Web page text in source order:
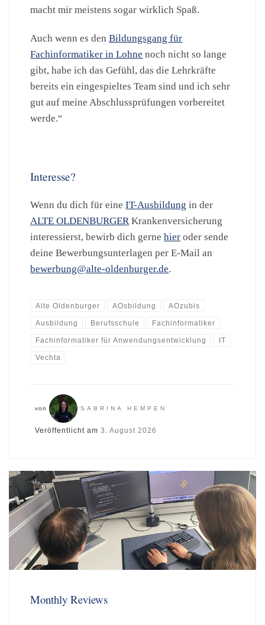
macht mir meistens sogar wirklich Spaß.
Auch wenn es denBildungsgang für
Fachinformatiker in Lohne noch nicht so lange
gibt, habe ich das Gefühl, das die Lehrkräfte
bereits ein eingespieltes Team sind und ich sehr
gut auf meine Abschlussprüfungen vorbereitet
werde.“
Interesse?
Wenn du dich für eineIT-Ausbildung in der
ALTE OLDENBURGER Krankenversicherung
interessierst, bewirb dich gernehier oder sende
deine Bewerbungsunterlagen per E-Mail an
bewerbung@alte-oldenburger.de.
Alte Oldenburger AOsbildung AOzubis
Ausbildung Berufsschule Fachinformatiker
Fachinformatiker für Anwendungsentwicklung IT
Vechta
von SABRINA HEMPEN
Veröffentlicht am3. August 2026
Monthly Reviews